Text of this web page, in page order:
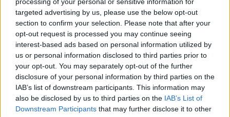
targeted advertising by us, please use the below opt-out
section to confirm your selection. Please note that after your
opt-out request is processed you may continue seeing
interest-based ads based on personal information utilized by
us or personal information disclosed to third parties prior to
your opt-out. You may separately opt-out of the further
disclosure of your personal information by third parties on the
IAB’s list of downstream participants. This information may
also be disclosed by us to third parties on the IAB’s List of
Downstream Participants that may further disclose it to other